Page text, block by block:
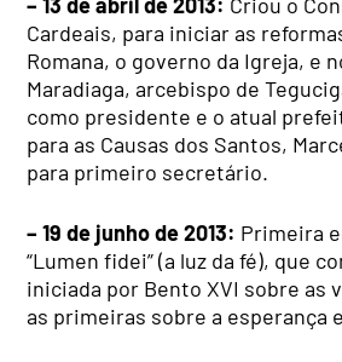
Cardeais, para iniciar as
Romana, o governo da Igreja, e
Maradiaga, arcebispo de
como presidente e o atual
para as Causas dos Santos,
para primeiro secretário.
– 19 de junho de 2013: Primeira
“Lumen fidei” (a luz da fé), que
iniciada por Bento XVI sobre as
as primeiras sobre a esperança